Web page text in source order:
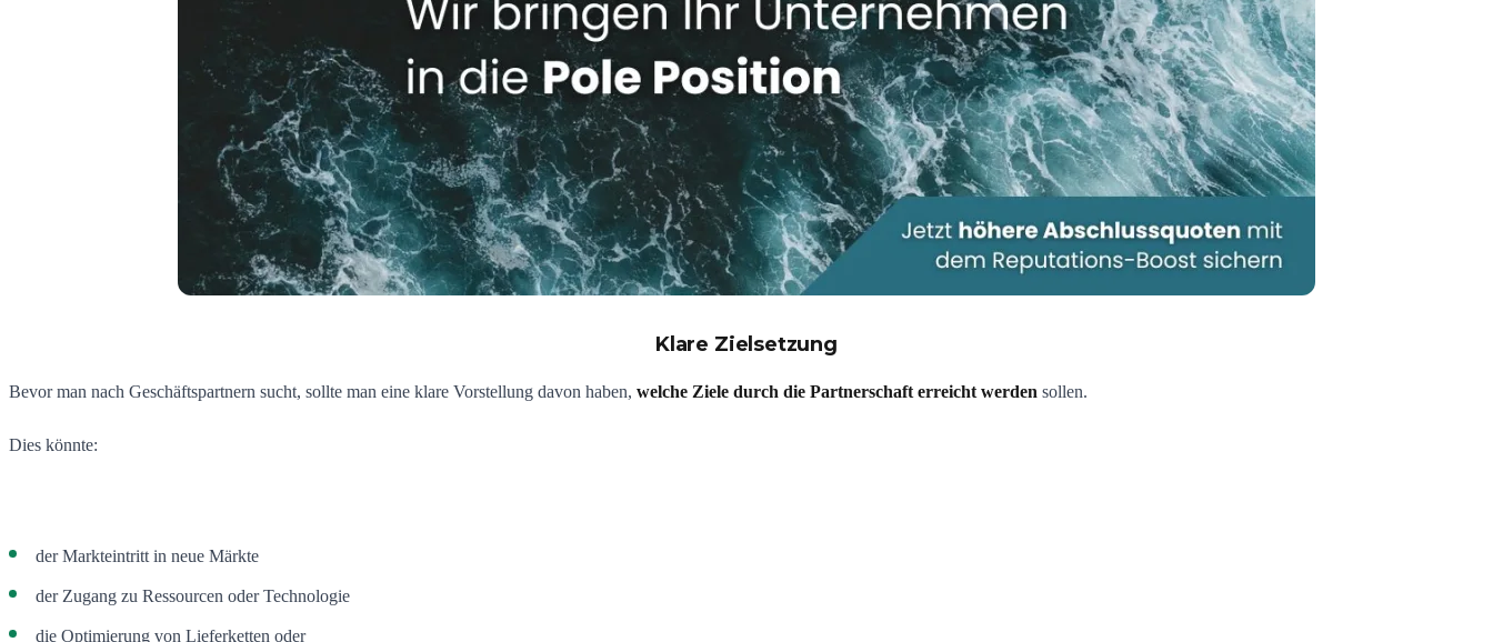
Klare Zielsetzung
Bevor man nach Geschäftspartnern sucht, sollte man eine klare Vorstellung davon haben, welche Ziele durch die Partnerschaft erreicht werden sollen.
Dies könnte:
der Markteintritt in neue Märkte
der Zugang zu Ressourcen oder Technologie
die Optimierung von Lieferketten oder